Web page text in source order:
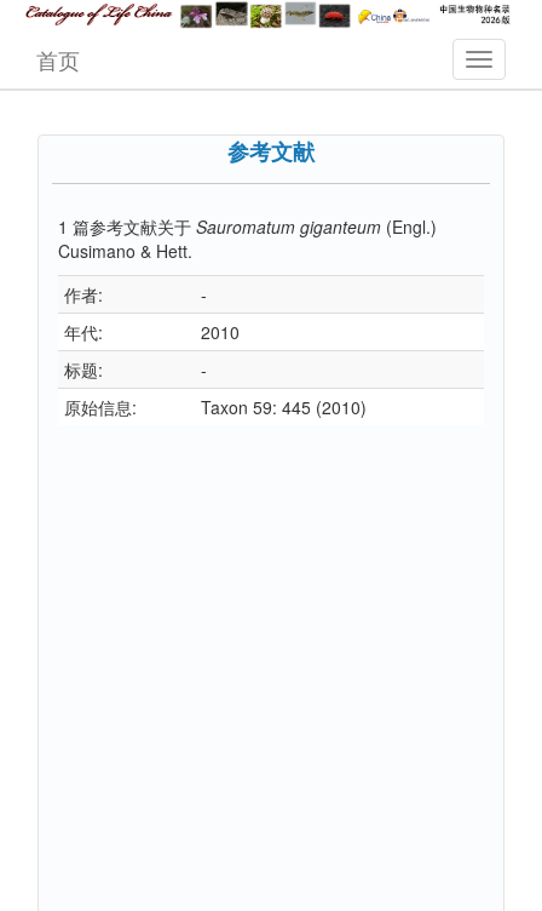
首页
参考文献
1 篇参考文献关于 Sauromatum giganteum (Engl.)
Cusimano & Hett.
作者:
-
年代:
2010
标题:
-
原始信息:
Taxon 59: 445 (2010)